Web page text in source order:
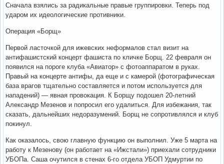
Сначала взялись за радикальные правые группировки. Теперь под
ударом их идеологические противники.
Операция «Борщ»
Первой ласточкой для ижевских неформалов стал визит на
антифашистский концерт фашиста по кличке Борщ. 22 февраля он
появился на пороге клуба «Авиатор» с фотоаппаратом в руках.
Правый на концерте антифы, да еще и с камерой (фотографическая
база врагов тщательно составляется и потом используется для
нападений) — явная провокация. К Борщу подошел 20-летний
Александр Мезенов и попросил его удалиться. Для избежания, так
сказать, дальнейших недоразумений. Борщ не сопротивлялся и клуб
покинул.
Как оказалось, свою главную функцию он выполнил. Уже 5 марта на
работу к Мезенову (он работает на «Ижстали») приехали сотрудники
УБОПа. Саша очутился в стенах 6-го отдела УБОП Удмуртии по